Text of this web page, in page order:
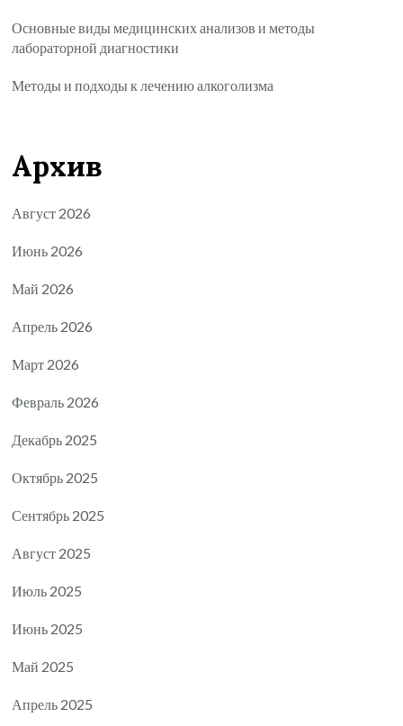
Основные виды медицинских анализов и методы
лабораторной диагностики
Методы и подходы к лечению алкоголизма
Архив
Август 2026
Июнь 2026
Май 2026
Апрель 2026
Март 2026
Февраль 2026
Декабрь 2025
Октябрь 2025
Сентябрь 2025
Август 2025
Июль 2025
Июнь 2025
Май 2025
Апрель 2025